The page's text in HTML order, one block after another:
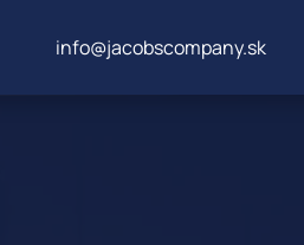
info@jacobscompany.sk